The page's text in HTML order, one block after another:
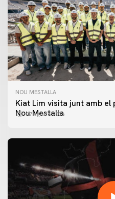
NOU MESTALLA
Kiat Lim visita junt amb
Nou Mestalla
07 agosto 2026